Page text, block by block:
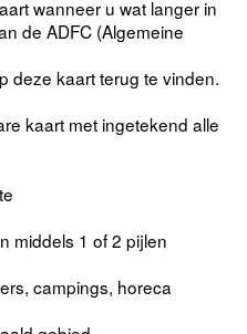
wanneer u wat langer in
de ADFC (Algemeine
deze kaart terug te vinden.
kaart met ingetekend alle
middels 1 of 2 pijlen
campings, horeca